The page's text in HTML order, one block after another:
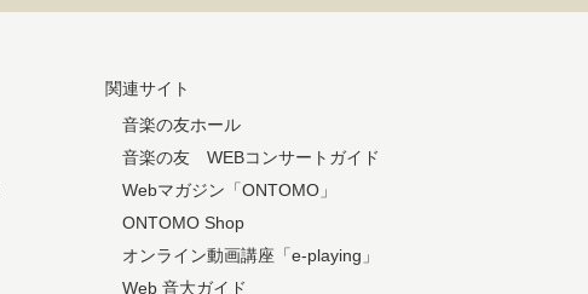
関連サイト
音楽の友ホール
音楽の友 WEBコンサートガイド
Webマガジン「ONTOMO」
ONTOMO Shop
オンライン動画講座「e-playing」
Web 音大ガイド